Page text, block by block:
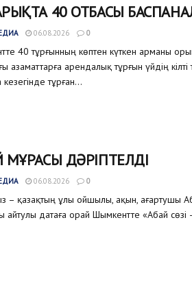
40 ОТБАСЫ
06.08.2026 0
40 тұрғынның көптен күткен арманы
азаматтарға арендалық тұрғын үйдің
тұрған...
МҰРАСЫ ДӘРІПТЕЛДІ
06.08.2026 0
– қазақтың ұлы ойшылы, ақын, ағартушы
айтулы датаға орай Шымкентте «Абай сөзі